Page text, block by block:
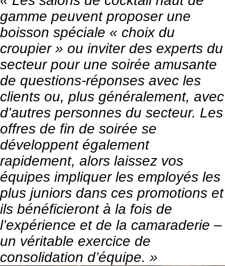
gamme peuvent proposer une
boisson spéciale « choix du
croupier » ou inviter des experts du
secteur pour une soirée amusante
de questions-réponses avec les
clients ou, plus généralement, avec
d’autres personnes du secteur. Les
offres de fin de soirée se
développent également
rapidement, alors laissez vos
équipes impliquer les employés les
plus juniors dans ces promotions et
ils bénéficieront à la fois de
l’expérience et de la camaraderie –
un véritable exercice de
consolidation d’équipe. »